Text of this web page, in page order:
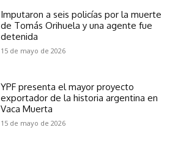
Imputaron a seis policías por la muerte
de Tomás Orihuela y una agente fue
detenida
15 de mayo de 2026
YPF presenta el mayor proyecto
exportador de la historia argentina en
Vaca Muerta
15 de mayo de 2026